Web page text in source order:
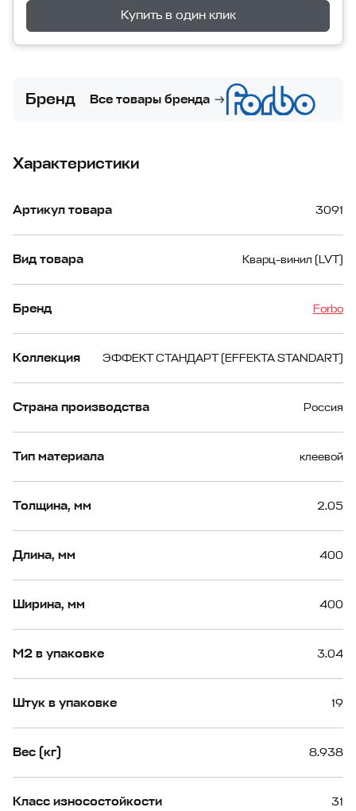
Купить в один клик
Бренд Все товары бренда
Характеристики
Артикул товара 3091
Вид товара Кварц-винил (LVT)
Бренд Forbo
Коллекция ЭФФЕКТ СТАНДАРТ (EFFEKTA STANDART)
Страна производства Россия
Тип материала клеевой
Толщина, мм 2.05
Длина, мм 400
Ширина, мм 400
М2 в упаковке 3.04
Штук в упаковке 19
Вес (кг) 8.938
Класс износостойкости 31